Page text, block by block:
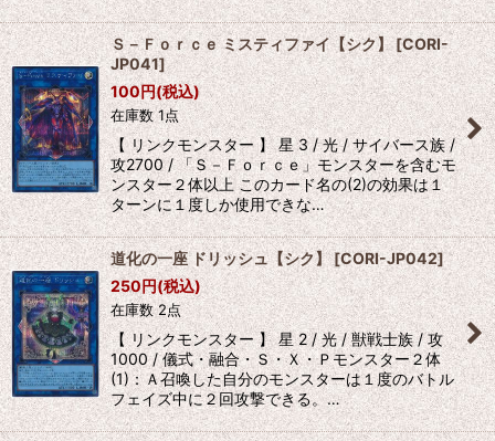
Ｓ－Ｆｏｒｃｅ ミスティファイ【シク】[CORI-
JP041]
100円(税込)
在庫数 1点
【 リンクモンスター 】 星 3 / 光 / サイバース族 /
攻2700 / 「Ｓ－Ｆｏｒｃｅ」モンスターを含むモ
ンスター２体以上 このカード名の(2)の効果は１
ターンに１度しか使用できな…
道化の一座 ドリッシュ【シク】[CORI-JP042]
250円(税込)
在庫数 2点
【 リンクモンスター 】 星 2 / 光 / 獣戦士族 / 攻
1000 / 儀式・融合・Ｓ・Ｘ・Ｐモンスター２体
(1)：Ａ召喚した自分のモンスターは１度のバトル
フェイズ中に２回攻撃できる。…